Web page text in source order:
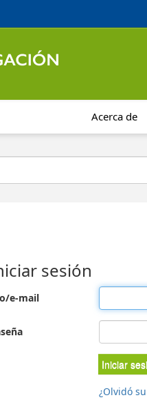
Acerca de
sesión
e-mail
Iniciar
¿Olvidó